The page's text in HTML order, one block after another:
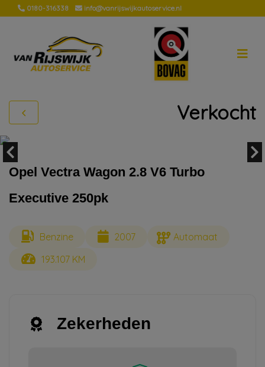
0180-316338 info@vanrijswijkautoservice.nl
Verkocht
Opel Vectra Wagon 2.8 V6 Turbo
Executive 250pk
Benzine 2007
Automaat
193.107 KM
Zekerheden